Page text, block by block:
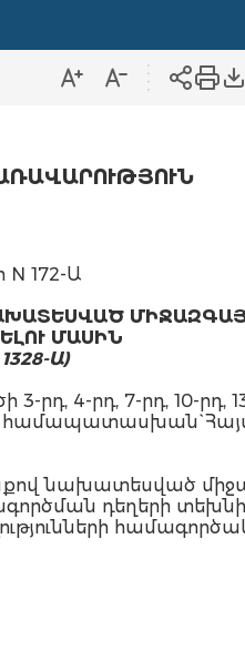
172-Ա
ՄԱՍԻՆ
Ա)
4-րդ, 7-րդ, 10-րդ,
համապատասխան`
նախատեսված
դեղերի